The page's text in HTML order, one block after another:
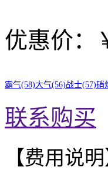
优惠价：
霸气(58)大气(56)战士(57)硝
联系购买
【费用说